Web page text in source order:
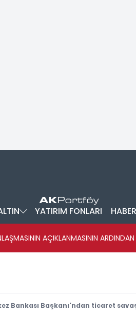
YATIRIM FONLARI
AÇIKLANMASININ
Bankası Başkanı'ndan ticaret